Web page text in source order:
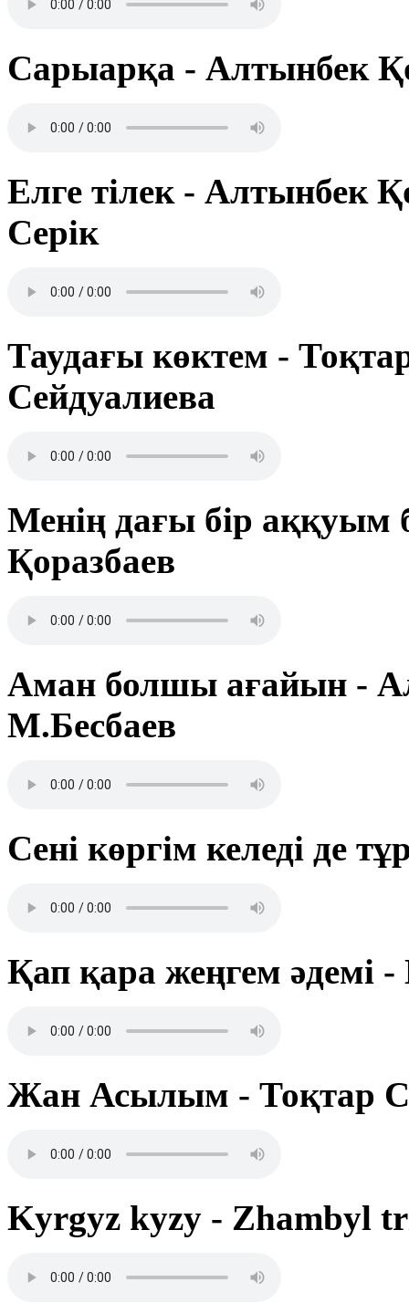
Сарыарқа - Алтынбек
Елге тілек - Алтынбек
Серік
Таудағы көктем -
Сейдуалиева
Менің дағы бір
Қоразбаев
Аман болшы ағайын -
М.Бесбаев
Сені көргім келеді де
Қап қара жеңгем әдемі
Жан Асылым - Тоқтар
Kyrgyz kyzy - Zhambyl